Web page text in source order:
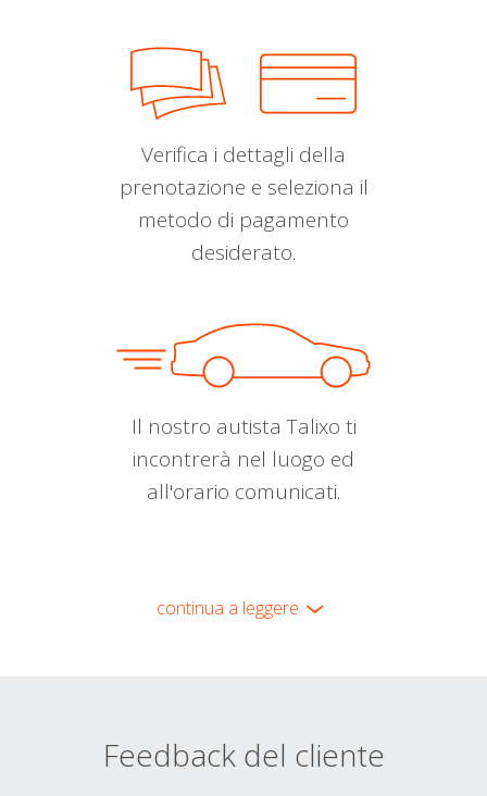
Verifica i dettagli della
prenotazione e seleziona il
metodo di pagamento
desiderato.
Il nostro autista Talixo ti
incontrerà nel luogo ed
all'orario comunicati.
continua a leggere
Feedback del cliente